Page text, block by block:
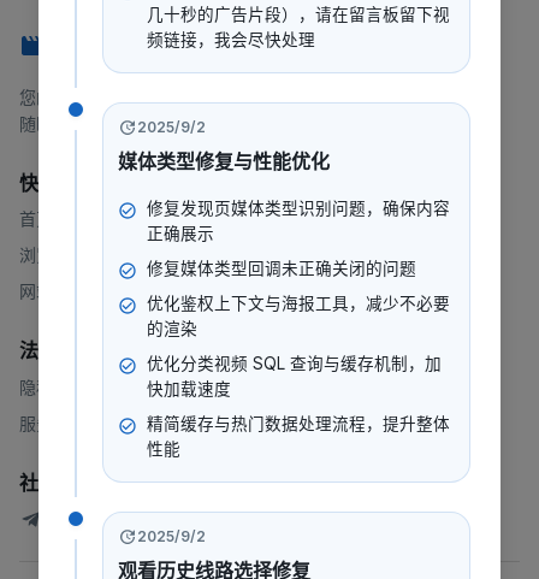
您的一站式流媒体平台，提供电影、电视剧、动漫等内容。
随时随地，想看就看。
快速链接
首页
浏览
网站地图
法律
隐私政策
服务条款
社群
247看测试讨论群
几十秒的广告片段），请在留言板留下视
频链接，我会尽快处理
2025/9/2
媒体类型修复与性能优化
修复发现页媒体类型识别问题，确保内容
正确展示
修复媒体类型回调未正确关闭的问题
优化鉴权上下文与海报工具，减少不必要
的渲染
优化分类视频 SQL 查询与缓存机制，加
快加载速度
精简缓存与热门数据处理流程，提升整体
性能
2025/9/2
观看历史线路选择修复